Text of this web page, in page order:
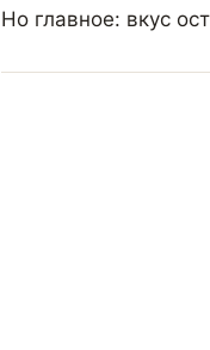
Но главное: вкус